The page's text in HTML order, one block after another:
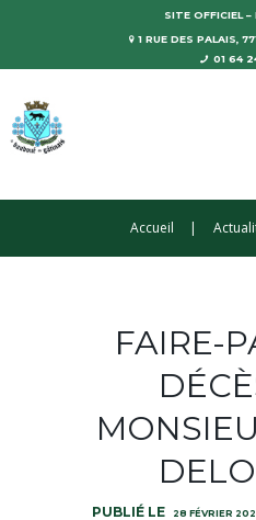
SITE OFFICIEL –
1 RUE DES PALAIS,
01 64
Accueil
FAIRE-
28 FÉVRIER